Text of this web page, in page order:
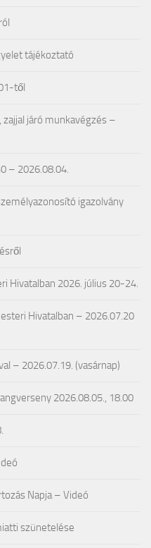
tájékoztató
től
járó munkavégzés –
– 2026.08.04.
igazolvány
Hivatalban 2026. július 20-24.
Hivatalban – 2026.07.20
– 2026.07.19. (vasárnap)
2026.08.05., 18.00
Napja – Videó
szünetelése